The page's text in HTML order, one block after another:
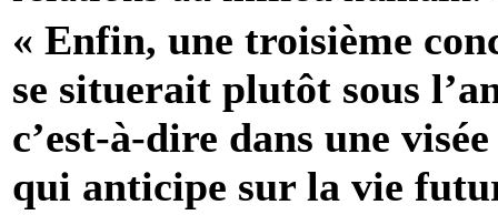
« Enfin, une troisième
se situerait plutôt sous
c’est-à-dire dans une
qui anticipe sur la vie